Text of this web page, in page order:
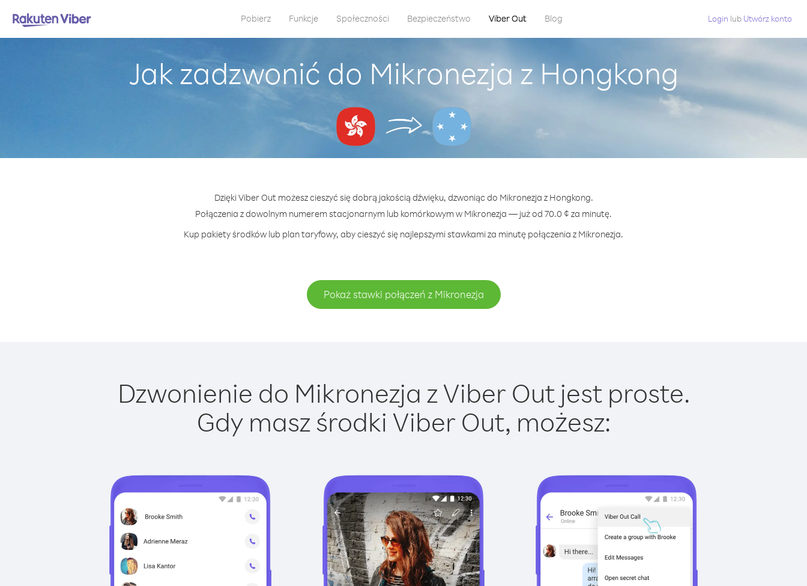
Pobierz Funkcje Społeczności Bezpieczeństwo Viber Out Blog Login lub Utwórz konto
Jak zadzwonić do Mikronezja z Hongkong
Dzięki Viber Out możesz cieszyć się dobrą jakością dźwięku, dzwoniąc do Mikronezja z Hongkong.
Połączenia z dowolnym numerem stacjonarnym lub komórkowym w Mikronezja — już od 70.0 ¢ za minutę.
Kup pakiety środków lub plan taryfowy, aby cieszyć się najlepszymi stawkami za minutę połączenia z Mikronezja.
Pokaż stawki połączeń z Mikronezja
Dzwonienie do Mikronezja z Viber Out jest proste.
Gdy masz środki Viber Out, możesz: